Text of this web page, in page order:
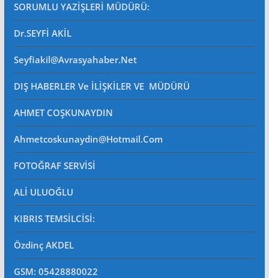
SORUMLU YAZİŞLERİ MÜDÜRÜ:
Dr.SEYFİ AKİL
Seyfiakil@avrasyahaber.net
DIŞ HABERLER Ve İLİŞKİLER VE MÜDÜRÜ
AHMET COŞKUNAYDIN
Ahmetcoskunaydin@hotmail.com
FOTOĞRAF SERVİSİ
ALİ ULUOĞLU
KIBRIS TEMSİLCİSİ:
Özdinç AKDEL
GSM: 05428880022